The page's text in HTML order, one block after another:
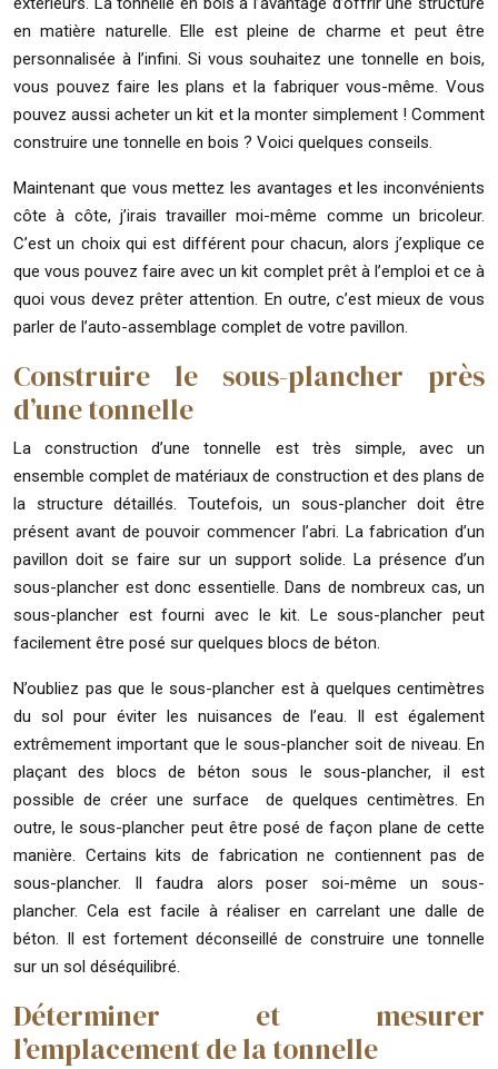
en matière naturelle. Elle est pleine de charme et peut être
personnalisée à l’infini. Si vous souhaitez une tonnelle en bois,
vous pouvez faire les plans et la fabriquer vous-même. Vous
pouvez aussi acheter un kit et la monter simplement ! Comment
construire une tonnelle en bois ? Voici quelques conseils.
Maintenant que vous mettez les avantages et les inconvénients
côte à côte, j’irais travailler moi-même comme un bricoleur.
C’est un choix qui est différent pour chacun, alors j’explique ce
que vous pouvez faire avec un kit complet prêt à l’emploi et ce à
quoi vous devez prêter attention. En outre, c’est mieux de vous
parler de l’auto-assemblage complet de votre pavillon.
Construire le sous-plancher près
d’une tonnelle
La construction d’une tonnelle est très simple, avec un
ensemble complet de matériaux de construction et des plans de
la structure détaillés. Toutefois, un sous-plancher doit être
présent avant de pouvoir commencer l’abri. La fabrication d’un
pavillon doit se faire sur un support solide. La présence d’un
sous-plancher est donc essentielle. Dans de nombreux cas, un
sous-plancher est fourni avec le kit. Le sous-plancher peut
facilement être posé sur quelques blocs de béton.
N’oubliez pas que le sous-plancher est à quelques centimètres
du sol pour éviter les nuisances de l’eau. Il est également
extrêmement important que le sous-plancher soit de niveau. En
plaçant des blocs de béton sous le sous-plancher, il est
possible de créer une surface de quelques centimètres. En
outre, le sous-plancher peut être posé de façon plane de cette
manière. Certains kits de fabrication ne contiennent pas de
sous-plancher. Il faudra alors poser soi-même un sous-
plancher. Cela est facile à réaliser en carrelant une dalle de
béton. Il est fortement déconseillé de construire une tonnelle
sur un sol déséquilibré.
Déterminer et mesurer
l’emplacement de la tonnelle